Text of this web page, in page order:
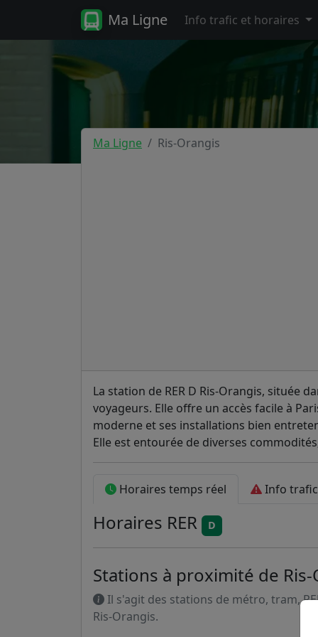
Ma Ligne Info trafic et horaires
Ma Ligne Ris-Orangis
La station de RER D Ris-Orangis, située
voyageurs. Elle offre un accès facile à
moderne et ses installations bien
Elle est entourée de diverses
Horaires temps réel Info trafic
Horaires RER D
Stations à proximité de
Il s'agit des stations de métro, tram,
Ris-Orangis.